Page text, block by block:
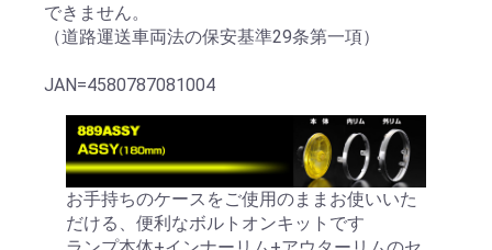
できません。
（道路運送車両法の保安基準29条第一項）
JAN=4580787081004
お手持ちのケースをご使用のままお使いいた
だける、便利なボルトオンキットです